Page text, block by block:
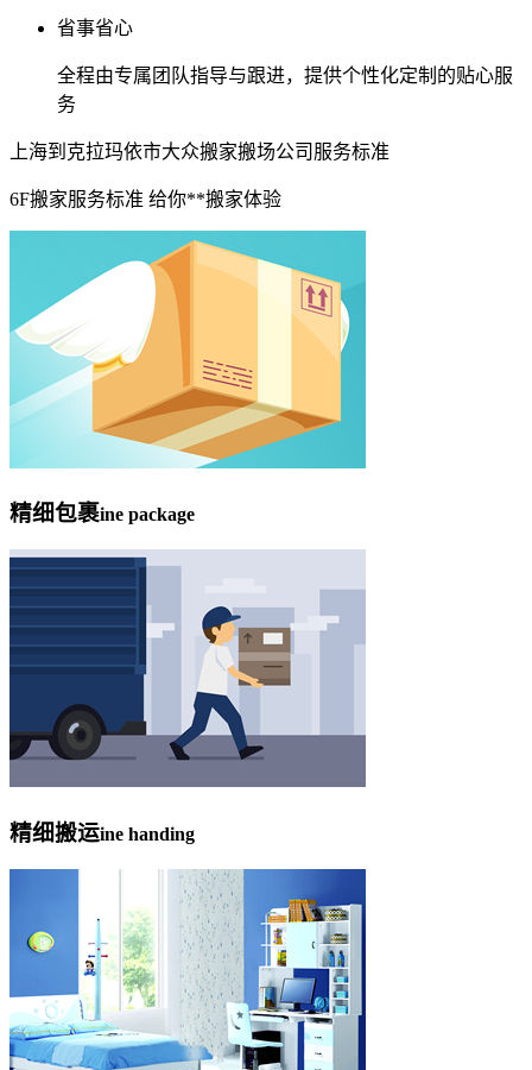
省事省心
全程由专属团队指导与跟进，提供个性化定制的贴心服
务
上海到克拉玛依市大众搬家搬场公司服务标准
6F搬家服务标准 给你**搬家体验
精细包裹ine package
精细搬运ine handing